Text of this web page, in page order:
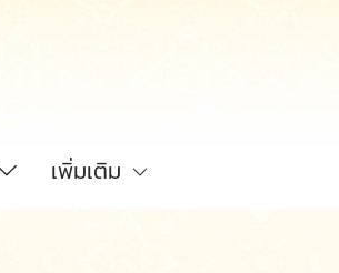
เพิ่มเติม